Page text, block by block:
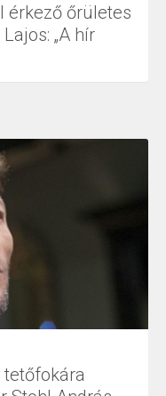
érkező őrületes
„A hír
tetőfokára